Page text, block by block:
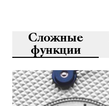
Сложные
функции